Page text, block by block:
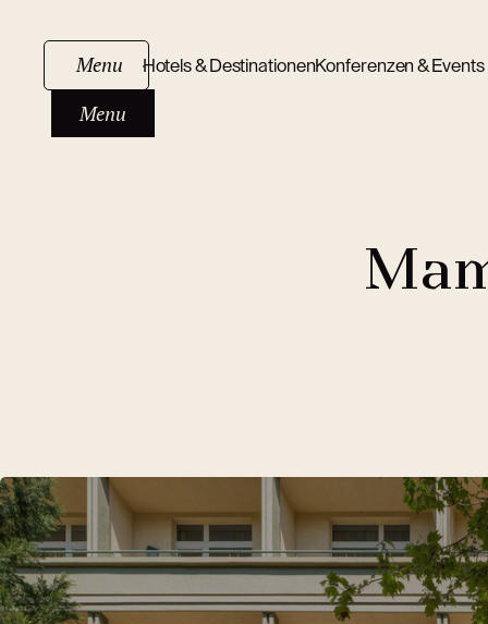
Menu
Menu
Hotels & DestinationenKonferenzen & Events